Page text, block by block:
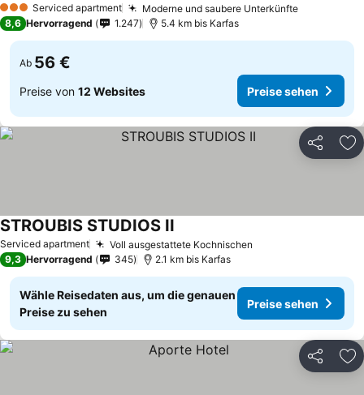
3 SterneServiced apartment Moderne und saubere Unterkünfte
8,6 Hervorragend 1.247 5.4 km bis Karfas
Ab 56 €
Preise von 12 Websites Preise sehen
Teilen
Serviced apartment Voll ausgestattete Kochnischen
STROUBIS STUDIOS ΙΙ
9,3 Hervorragend 345 2.1 km bis Karfas
Wähle Reisedaten aus, um die genauen
Preise zu sehen
Preise sehen
Teilen